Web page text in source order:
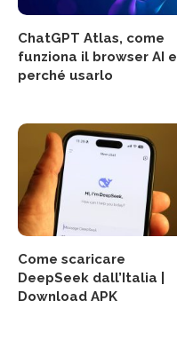
ChatGPT Atlas, come
funziona il browser AI e
perché usarlo
Come scaricare
DeepSeek dall’Italia |
Download APK